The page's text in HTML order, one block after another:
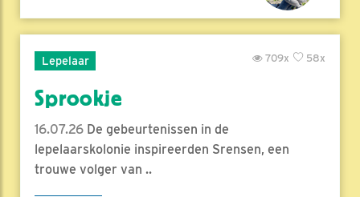
Lepelaar 58x
709x
Sprookje
16.07.26 De gebeurtenissen in de
lepelaarskolonie inspireerden Srensen, een
trouwe volger van ..